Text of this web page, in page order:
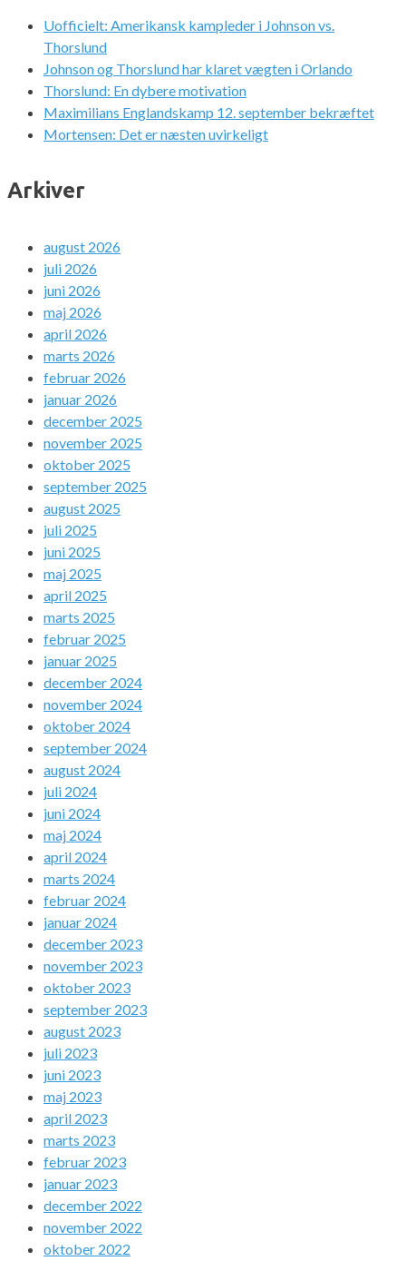
Uofficielt: Amerikansk kampleder i Johnson vs.
Thorslund
Johnson og Thorslund har klaret vægten i Orlando
Thorslund: En dybere motivation
Maximilians Englandskamp 12. september bekræftet
Mortensen: Det er næsten uvirkeligt
Arkiver
august 2026
juli 2026
juni 2026
maj 2026
april 2026
marts 2026
februar 2026
januar 2026
december 2025
november 2025
oktober 2025
september 2025
august 2025
juli 2025
juni 2025
maj 2025
april 2025
marts 2025
februar 2025
januar 2025
december 2024
november 2024
oktober 2024
september 2024
august 2024
juli 2024
juni 2024
maj 2024
april 2024
marts 2024
februar 2024
januar 2024
december 2023
november 2023
oktober 2023
september 2023
august 2023
juli 2023
juni 2023
maj 2023
april 2023
marts 2023
februar 2023
januar 2023
december 2022
november 2022
oktober 2022